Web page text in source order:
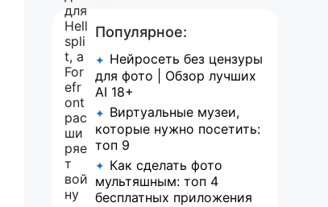
Популярное:
✦ Нейросеть без цензуры
для фото | Обзор лучших
AI 18+
✦ Виртуальные музеи,
которые нужно посетить:
топ 9
✦ Как сделать фото
мультяшным: топ 4
бесплатных приложения